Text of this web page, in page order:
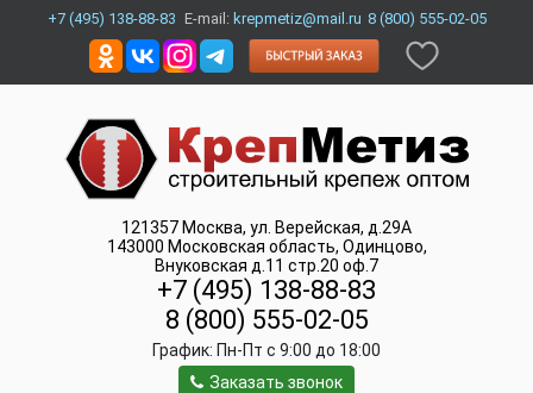
+7 (495) 138-88-83 E-mail: krepmetiz@mail.ru 8 (800) 555-02-05
121357 Москва, ул. Верейская, д.29А
143000 Московская область, Одинцово,
Внуковская д.11 стр.20 оф.7
+7 (495) 138-88-83
8 (800) 555-02-05
График: Пн-Пт c 9:00 до 18:00
Заказать звонок